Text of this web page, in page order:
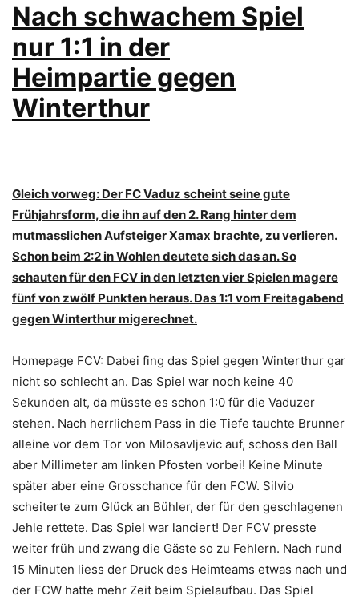
Nach schwachem Spiel
nur 1:1 in der
Heimpartie gegen
Winterthur
Gleich vorweg: Der FC Vaduz scheint seine gute
Frühjahrsform, die ihn auf den 2. Rang hinter dem
mutmasslichen Aufsteiger Xamax brachte, zu verlieren.
Schon beim 2:2 in Wohlen deutete sich das an. So
schauten für den FCV in den letzten vier Spielen magere
fünf von zwölf Punkten heraus. Das 1:1 vom Freitagabend
gegen Winterthur migerechnet.
Homepage FCV: Dabei fing das Spiel gegen Winterthur gar
nicht so schlecht an. Das Spiel war noch keine 40
Sekunden alt, da müsste es schon 1:0 für die Vaduzer
stehen. Nach herrlichem Pass in die Tiefe tauchte Brunner
alleine vor dem Tor von Milosavljevic auf, schoss den Ball
aber Millimeter am linken Pfosten vorbei! Keine Minute
später aber eine Grosschance für den FCW. Silvio
scheiterte zum Glück an Bühler, der für den geschlagenen
Jehle rettete. Das Spiel war lanciert! Der FCV presste
weiter früh und zwang die Gäste so zu Fehlern. Nach rund
15 Minuten liess der Druck des Heimteams etwas nach und
der FCW hatte mehr Zeit beim Spielaufbau. Das Spiel